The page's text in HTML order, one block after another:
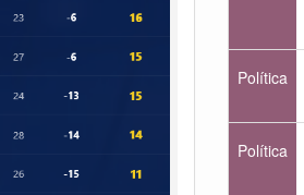
Política
Política